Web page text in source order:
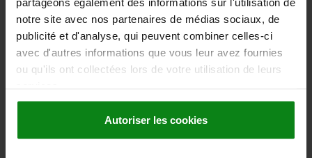
notre site avec nos partenaires de médias sociaux, de
publicité et d'analyse, qui peuvent combiner celles-ci
avec d'autres informations que vous leur avez fournies
ou qu'ils ont collectées lors de votre utilisation de leurs
Autoriser les cookies
ÉLÉMENT DE COMMANDE AVEC BOUTON DE
MANOEUVRE GRIS FONCÉ RAL7021, T. 2, FORME:B